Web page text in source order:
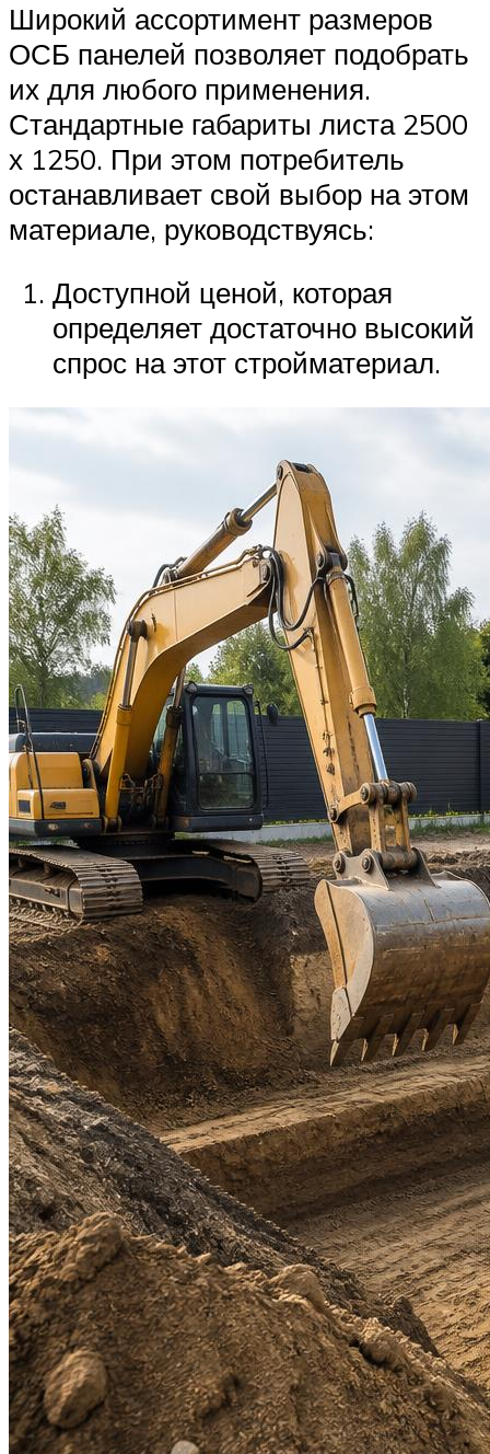
Широкий ассортимент размеров
ОСБ панелей позволяет подобрать
их для любого применения.
Стандартные габариты листа 2500
х 1250. При этом потребитель
останавливает свой выбор на этом
материале, руководствуясь:
Доступной ценой, которая
определяет достаточно высокий
спрос на этот стройматериал.